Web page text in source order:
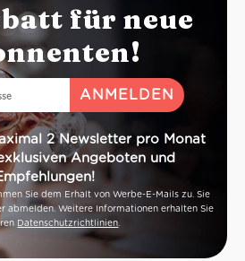
für neue
2 Newsletter pro Monat
Angeboten und
Sie dem Erhalt von Werbe-E-Mails zu. Sie
abmelden. Weitere Informationen erhalten Sie
Datenschutzrichtlinien